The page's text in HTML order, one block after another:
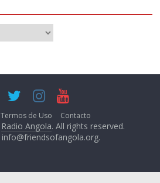
Termos de Uso Contacto
Radio Angola. All rights reserved.
info@friendsofangola.org.